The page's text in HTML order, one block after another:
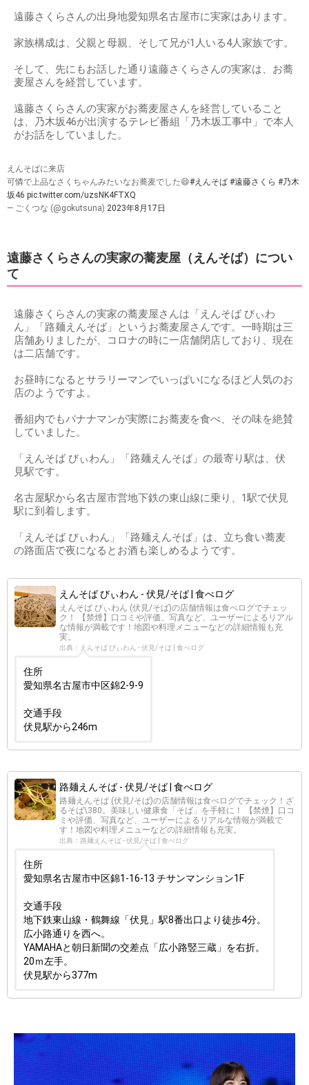
遠藤さくらさんの出身地愛知県名古屋市に実家はあります。
家族構成は、父親と母親、そして兄が1人いる4人家族です。
そして、先にもお話した通り遠藤さくらさんの実家は、お蕎
麦屋さんを経営しています。
遠藤さくらさんの実家がお蕎麦屋さんを経営していること
は、乃木坂46が出演するテレビ番組「乃木坂工事中」で本人
がお話をしていました。
えんそばに来店
可憐で上品なさくちゃんみたいなお蕎麦でした😄#えんそば #遠藤さくら #乃木
坂46 pic.twitter.com/uzsNK4FTXQ
— ごくつな (@gokutsuna) 2023年8月17日
遠藤さくらさんの実家の蕎麦屋（えんそば）につい
て
遠藤さくらさんの実家の蕎麦屋さんは「えんそば びぃわ
ん」「路麺えんそば」というお蕎麦屋さんです。一時期は三
店舗ありましたが、コロナの時に一店舗閉店しており、現在
は二店舗です。
お昼時になるとサラリーマンでいっぱいになるほど人気のお
店のようですよ。
番組内でもバナナマンが実際にお蕎麦を食べ、その味を絶賛
していました。
「えんそば びぃわん」「路麺えんそば」の最寄り駅は、伏
見駅です。
名古屋駅から名古屋市営地下鉄の東山線に乗り、1駅で伏見
駅に到着します。
「えんそば びぃわん」「路麺えんそば」は、立ち食い蕎麦
の路面店で夜になるとお酒も楽しめるようです。
えんそば びぃわん - 伏見/そば | 食べログ
えんそば びぃわん (伏見/そば)の店舗情報は食べログでチェッ
ク！ 【禁煙】口コミや評価、写真など、ユーザーによるリアル
な情報が満載です！地図や料理メニューなどの詳細情報も充
実。
出典：えんそば びぃわん - 伏見/そば | 食べログ
住所
愛知県名古屋市中区錦2-9-9
交通手段
伏見駅から246m
路麺えんそば - 伏見/そば | 食べログ
路麺えんそば (伏見/そば)の店舗情報は食べログでチェック！ざ
るそば\380。美味しい健康食「そば」を手軽に！ 【禁煙】口コ
ミや評価、写真など、ユーザーによるリアルな情報が満載で
す！地図や料理メニューなどの詳細情報も充実。
出典：路麺えんそば - 伏見/そば | 食べログ
住所
愛知県名古屋市中区錦1-16-13 チサンマンション1F
交通手段
地下鉄東山線・鶴舞線「伏見」駅8番出口より徒歩4分。
広小路通りを西へ。
YAMAHAと朝日新聞の交差点「広小路竪三蔵」を右折。
20ｍ左手。
伏見駅から377m